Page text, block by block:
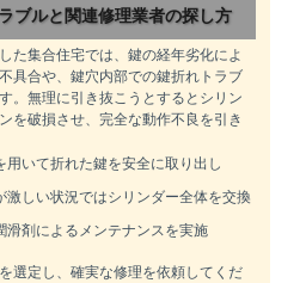
ブルと関連修理業者の探し方
た集合住宅では、鍵の経年劣化によ
具合や、鍵穴内部での鍵折れトラブ
。無理に引き抜こうとするとシリン
を破損させ、完全な動作不良を引き
用いて折れた鍵を安全に取り出し
激しい状況ではシリンダー全体を交換
滑剤によるメンテナンスを実施
選定し、確実な修理を依頼してくだ